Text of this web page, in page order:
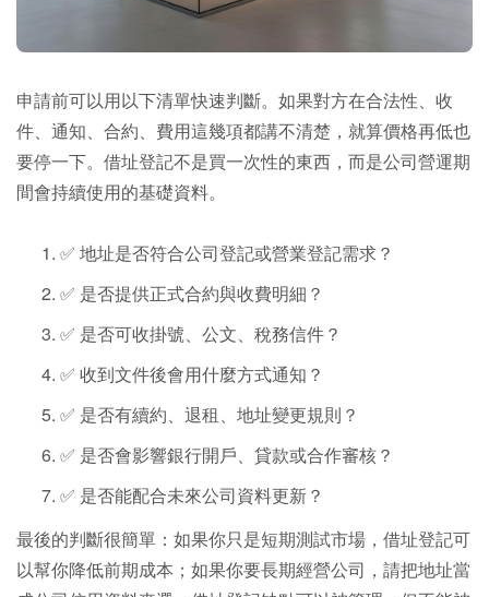
申請前可以用以下清單快速判斷。如果對方在合法性、收
件、通知、合約、費用這幾項都講不清楚，就算價格再低也
要停一下。借址登記不是買一次性的東西，而是公司營運期
間會持續使用的基礎資料。
✅ 地址是否符合公司登記或營業登記需求？
✅ 是否提供正式合約與收費明細？
✅ 是否可收掛號、公文、稅務信件？
✅ 收到文件後會用什麼方式通知？
✅ 是否有續約、退租、地址變更規則？
✅ 是否會影響銀行開戶、貸款或合作審核？
✅ 是否能配合未來公司資料更新？
最後的判斷很簡單：如果你只是短期測試市場，借址登記可
以幫你降低前期成本；如果你要長期經營公司，請把地址當